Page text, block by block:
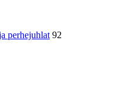
perhejuhlat 92